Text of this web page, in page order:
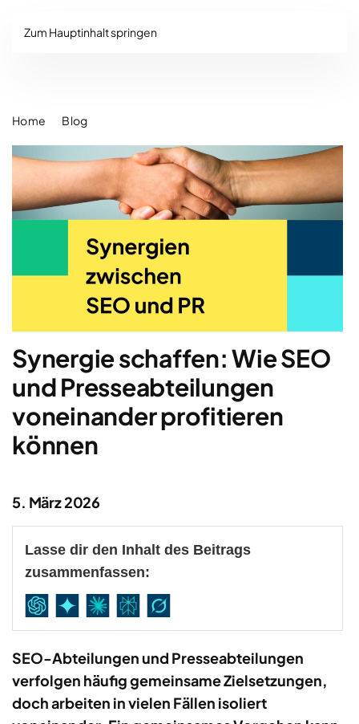
Zum Hauptinhalt springen
Home Blog
Synergie schaffen: Wie SEO
und Presseabteilungen
voneinander profitieren
können
5. März 2026
Lasse dir den Inhalt des Beitrags
zusammenfassen:
SEO-Abteilungen und Presseabteilungen
verfolgen häufig gemeinsame Zielsetzungen,
doch arbeiten in vielen Fällen isoliert